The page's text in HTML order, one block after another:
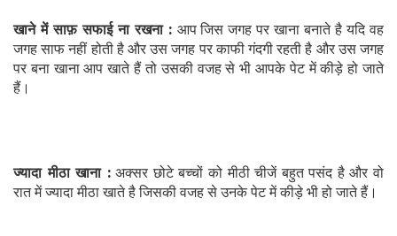
खाने में साफ़ सफाई ना रखना : आप जिस जगह पर खाना बनाते है यदि वह
जगह साफ नहीं होती है और उस जगह पर काफी गंदगी रहती है और उस जगह
पर बना खाना आप खाते हैं तो उसकी वजह से भी आपके पेट में कीड़े हो जाते
हैं।
ज्यादा मीठा खाना :अक्सर छोटे बच्चों को मीठी चीजें बहुत पसंद है और वो
रात में ज्यादा मीठा खाते है जिसकी वजह से उनके पेट में कीड़े भी हो जाते हैं।